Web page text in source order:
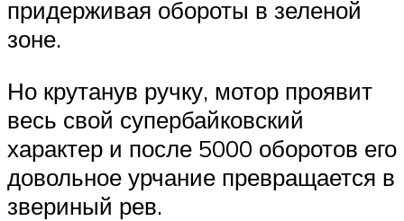
придерживая обороты в зеленой
зоне.
Но крутанув ручку, мотор проявит
весь свой супербайковский
характер и после 5000 оборотов его
довольное урчание превращается в
звериный рев.